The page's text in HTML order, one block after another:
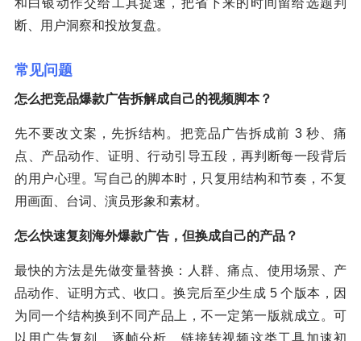
断、用户洞察和投放复盘。
常见问题
怎么把竞品爆款广告拆解成自己的视频脚本？
先不要改文案，先拆结构。把竞品广告拆成前 3 秒、痛
点、产品动作、证明、行动引导五段，再判断每一段背后
的用户心理。写自己的脚本时，只复用结构和节奏，不复
用画面、台词、演员形象和素材。
怎么快速复刻海外爆款广告，但换成自己的产品？
最快的方法是先做变量替换：人群、痛点、使用场景、产
品动作、证明方式、收口。换完后至少生成 5 个版本，因
为同一个结构换到不同产品上，不一定第一版就成立。可
以用广告复刻、逐帧分析、链接转视频这类工具加速初